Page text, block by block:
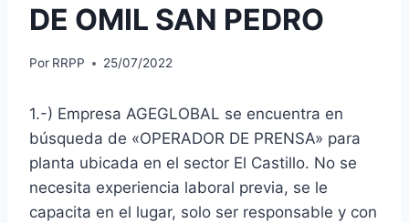
DE OMIL SAN PEDRO
Por RRPP 25/07/2022
1.-) Empresa AGEGLOBAL se encuentra en
búsqueda de «OPERADOR DE PRENSA» para
planta ubicada en el sector El Castillo. No se
necesita experiencia laboral previa, se le
capacita en el lugar, solo ser responsable y con